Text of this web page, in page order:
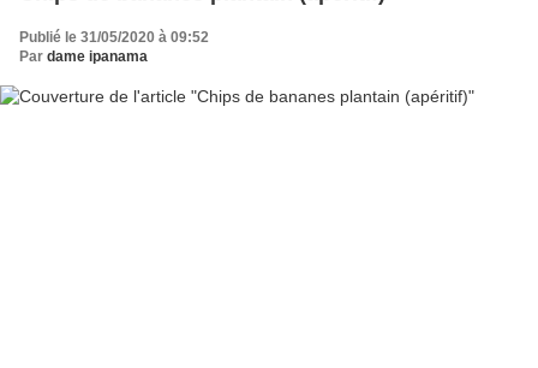
Publié le 31/05/2020 à 09:52
Par dame ipanama